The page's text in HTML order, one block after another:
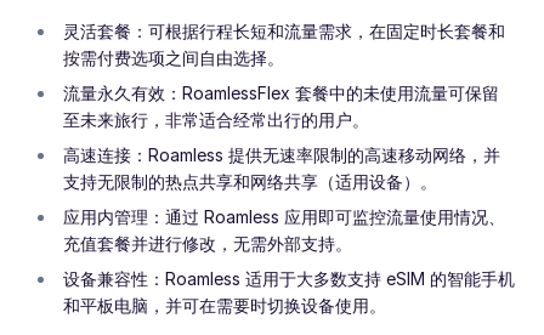
灵活套餐：可根据行程长短和流量需求，在固定时长套餐和
按需付费选项之间自由选择。
流量永久有效：RoamlessFlex 套餐中的未使用流量可保留
至未来旅行，非常适合经常出行的用户。
高速连接：Roamless 提供无速率限制的高速移动网络，并
支持无限制的热点共享和网络共享（适用设备）。
应用内管理：通过 Roamless 应用即可监控流量使用情况、
充值套餐并进行修改，无需外部支持。
设备兼容性：Roamless 适用于大多数支持 eSIM 的智能手机
和平板电脑，并可在需要时切换设备使用。